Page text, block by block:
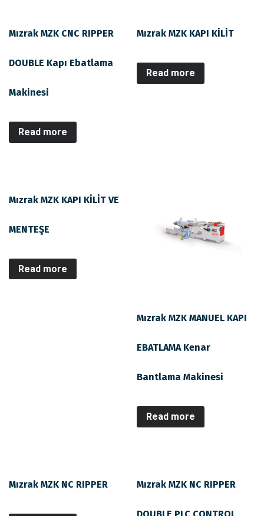
Mızrak MZK CNC RIPPER
DOUBLE Kapı Ebatlama
Makinesi
Read more
Mızrak MZK KAPI KİLİT
Read more
Mızrak MZK KAPI KİLİT VE
MENTEŞE
Read more
Mızrak MZK MANUEL KAPI
EBATLAMA Kenar
Bantlama Makinesi
Read more
Mızrak MZK NC RIPPER Mızrak MZK NC RIPPER